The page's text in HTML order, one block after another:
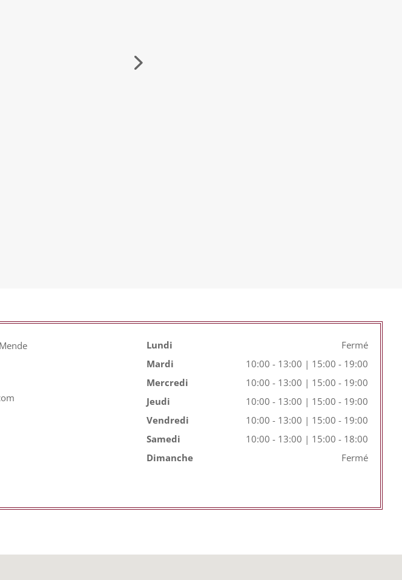
Lundi
Fermé
Mardi
10:00 - 13:00 | 15:00 - 19:00
Mercredi
10:00 - 13:00 | 15:00 - 19:00
Jeudi
10:00 - 13:00 | 15:00 - 19:00
Vendredi
10:00 - 13:00 | 15:00 - 19:00
Samedi
10:00 - 13:00 | 15:00 - 18:00
Dimanche
Fermé